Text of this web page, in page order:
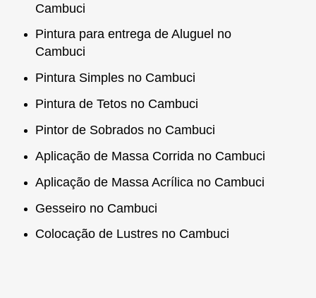
Cambuci
Pintura para entrega de Aluguel no
Cambuci
Pintura Simples no Cambuci
Pintura de Tetos no Cambuci
Pintor de Sobrados no Cambuci
Aplicação de Massa Corrida no Cambuci
Aplicação de Massa Acrílica no Cambuci
Gesseiro no Cambuci
Colocação de Lustres no Cambuci